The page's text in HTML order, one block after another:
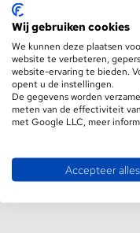
Let op!
Wij gebruiken cookies
We kunnen deze plaatsen
website te verbeteren,
website-ervaring te bieden.
opent u de instellingen.
De gegevens worden
meten van de effectiviteit
met Google LLC, meer
Accepteer alles